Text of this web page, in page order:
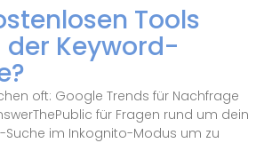
Tools
der Keyword-
oft: Google Trends für Nachfrage
für Fragen rund um dein
Suche im Inkognito-Modus um zu